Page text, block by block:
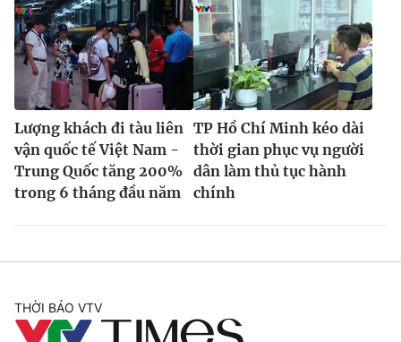
Lượng khách đi tàu liên
vận quốc tế Việt Nam -
Trung Quốc tăng 200%
trong 6 tháng đầu năm
TP Hồ Chí Minh kéo dài
thời gian phục vụ người
dân làm thủ tục hành
chính
THỜI BÁO VTV